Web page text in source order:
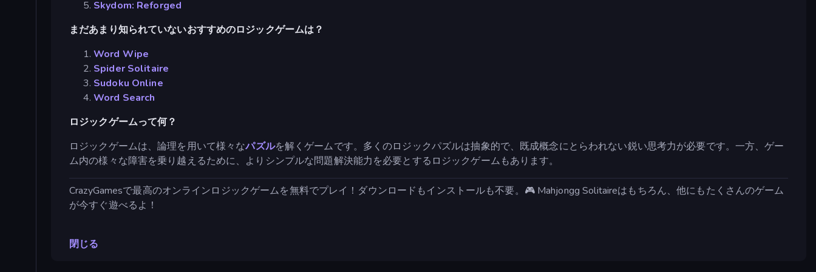
Skydom: Reforged
まだあまり知られていないおすすめのロジックゲームは？
Word Wipe
Spider Solitaire
Sudoku Online
Word Search
ロジックゲームって何？
ロジックゲームは、論理を用いて様々なパズルを解くゲームです。多くのロジックパズルは抽象的で、既成概念にとらわれない鋭い思考力が必要です。一方、ゲー
ム内の様々な障害を乗り越えるために、よりシンプルな問題解決能力を必要とするロジックゲームもあります。
CrazyGamesで最高のオンラインロジックゲームを無料でプレイ！ダウンロードもインストールも不要。🎮 Mahjongg Solitaireはもちろん、他にもたくさんのゲーム
が今すぐ遊べるよ！
閉じる